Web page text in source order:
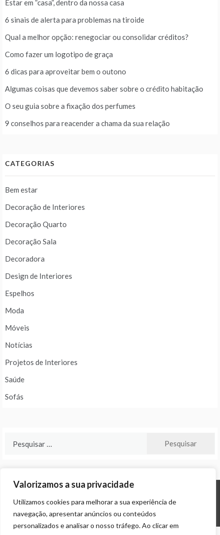
Valorizamos a sua privacidade
Utilizamos cookies para melhorar a sua experiência de
navegação, apresentar anúncios ou conteúdos
personalizados e analisar o nosso tráfego. Ao clicar em
Estar em “casa”, dentro da nossa casa
6 sinais de alerta para problemas na tiroide
Qual a melhor opção: renegociar ou consolidar créditos?
Como fazer um logotipo de graça
6 dicas para aproveitar bem o outono
Algumas coisas que devemos saber sobre o crédito habitação
O seu guia sobre a fixação dos perfumes
9 conselhos para reacender a chama da sua relação
CATEGORIAS
Bem estar
Decoração de Interiores
Decoração Quarto
Decoração Sala
Decoradora
Design de Interiores
Espelhos
Moda
Móveis
Notícias
Projetos de Interiores
Saúde
Sofás
© ALL RIGHTS RESERVED 2024 THEME: PROMOS BYTEMPLATE SELL